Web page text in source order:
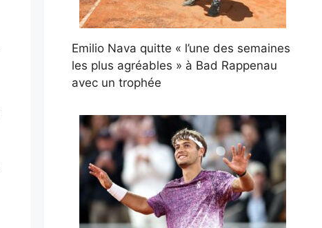
Emilio Nava quitte « l’une des semaines
les plus agréables » à Bad Rappenau
avec un trophée